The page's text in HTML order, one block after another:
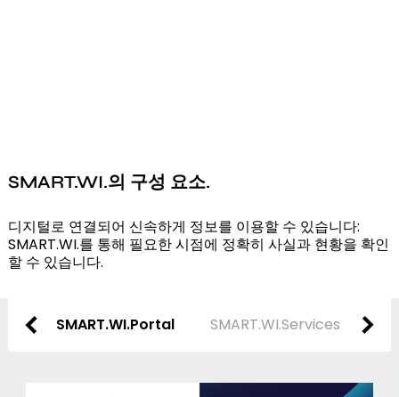
SMART.WI.의 구성 요소.
디지털로 연결되어 신속하게 정보를 이용할 수 있습니다:
SMART.WI.를 통해 필요한 시점에 정확히 사실과 현황을 확인
할 수 있습니다.
SMART.WI.Portal SMART.WI.Services